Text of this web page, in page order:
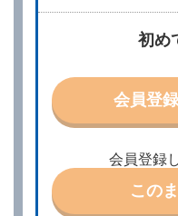
特に認める場合を
第３条（予約の変更）
借受人は、前条第
ときは、あらかじ
第４条（予約の取消
借受人は、別に定
初め
会員登
会員登録
この